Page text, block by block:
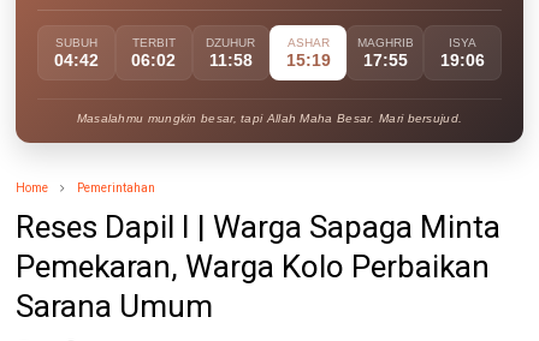
SUBUH
04:42
TERBIT
06:02
DZUHUR
11:58
ASHAR
15:19
MAGHRIB
17:55
ISYA
19:06
Masalahmu mungkin besar, tapi Allah Maha Besar. Mari bersujud.
Home Pemerintahan
Reses Dapil I | Warga Sapaga Minta
Pemekaran, Warga Kolo Perbaikan
Sarana Umum